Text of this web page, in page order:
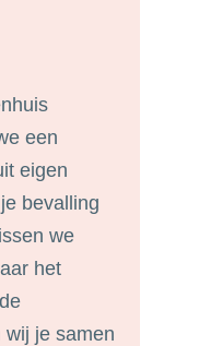
een
eigen
bevalling
we
het
je samen